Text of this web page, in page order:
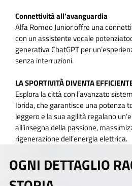
Connettività all’avanguardia
Alfa Romeo Junior offre una
con un assistente vocale
generativa ChatGPT per
senza interruzioni.
LA SPORTIVITÀ DIVENTA
Esplora la città con l’avanzato
Ibrida, che garantisce una potenza
leggero e la sua agilità regalano
all’insegna della passione,
rigenerazione dell’energia elettrica.
OGNI DETTAGLIO